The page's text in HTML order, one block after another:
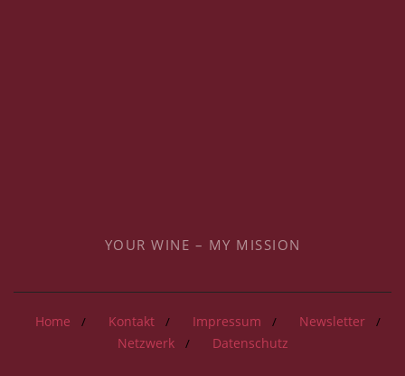
YOUR WINE – MY MISSION
Home Kontakt Impressum
Newsletter
Netzwerk
Datenschutz